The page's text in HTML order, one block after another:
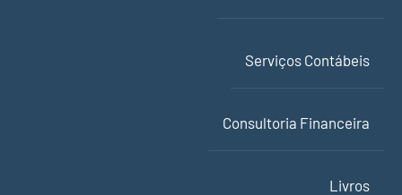
Serviços Contábeis
Consultoria Financeira
Livros